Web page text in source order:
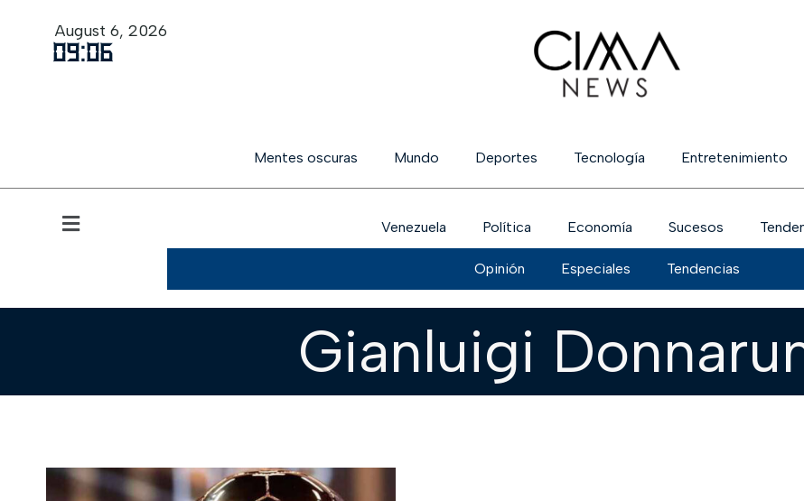
09:06
August 6, 2026
Mentes oscuras Mundo Deportes Tecnología Entretenimiento
Venezuela Política Economía Sucesos
Opinión Especiales Tendencias
Gianluigi